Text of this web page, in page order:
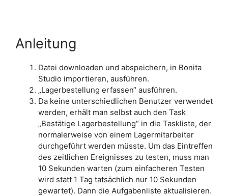
Anleitung
Datei downloaden und abspeichern, in Bonita
Studio importieren, ausführen.
„Lagerbestellung erfassen“ ausführen.
Da keine unterschiedlichen Benutzer verwendet
werden, erhält man selbst auch den Task
„Bestätige Lagerbestellung“ in die Taskliste, der
normalerweise von einem Lagermitarbeiter
durchgeführt werden müsste. Um das Eintreffen
des zeitlichen Ereignisses zu testen, muss man
10 Sekunden warten (zum einfacheren Testen
wird statt 1 Tag tatsächlich nur 10 Sekunden
gewartet). Dann die Aufgabenliste aktualisieren.